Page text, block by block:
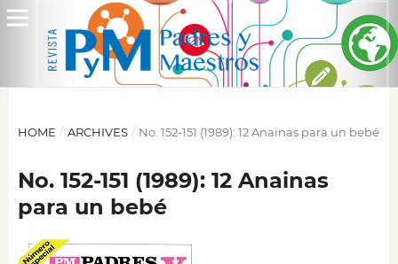
HOME / ARCHIVES / No. 152-151 (1989): 12 Anainas para un bebé
No. 152-151 (1989): 12 Anainas
para un bebé